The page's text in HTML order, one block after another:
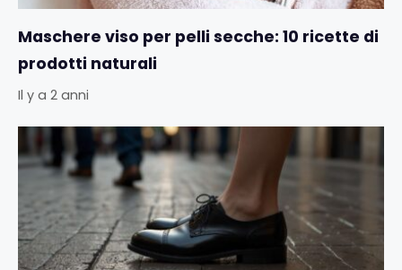
Maschere viso per pelli secche: 10 ricette di
prodotti naturali
Il y a 2 anni